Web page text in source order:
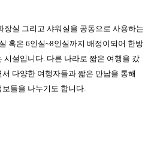
장실 그리고 샤워실을 공동으로 사용하는
혹은 6인실~8인실까지 배정이되어 한방
시설입니다. 다른 나라로 짧은 여행을 갔
다양한 여행자들과 짧은 만남을 통해
들을 나누기도 합니다.